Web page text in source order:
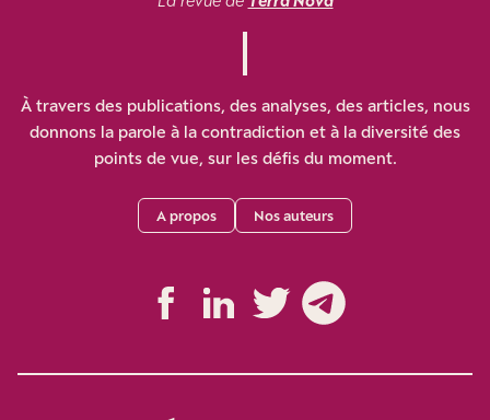
À travers des publications, des analyses, des articles, nous
donnons la parole à la contradiction et à la diversité des
points de vue, sur les défis du moment.
A propos Nos auteurs